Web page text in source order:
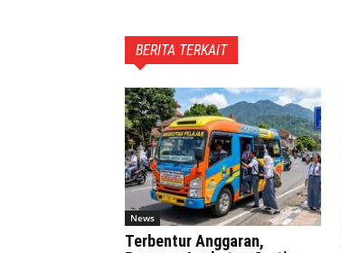
BERITA TERKAIT
News
Terbentur Anggaran,